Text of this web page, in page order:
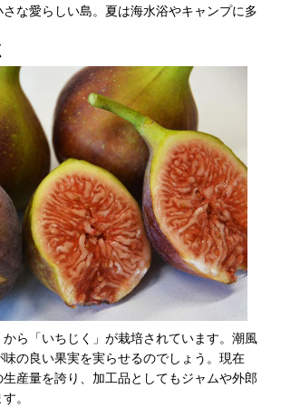
な愛らしい島。夏は海水浴やキャンプに多
ら「いちじく」が栽培されています。潮風
の良い果実を実らせるのでしょう。現在
産量を誇り、加工品としてもジャムや外郎
。